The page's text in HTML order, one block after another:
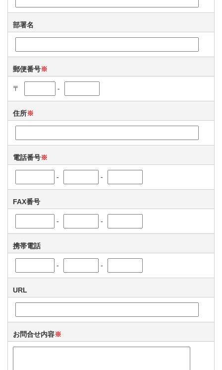
部署名
郵便番号※
〒 -
住所※
電話番号※
- -
FAX番号
- -
携帯電話
- -
URL
お問合せ内容※